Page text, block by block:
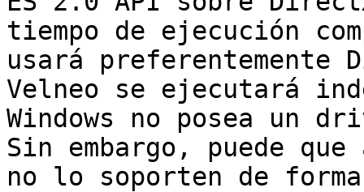
tiempo de ejecución
usará preferentemente
Velneo se ejecutará
Windows no posea un
Sin embargo, puede
no lo soporten de